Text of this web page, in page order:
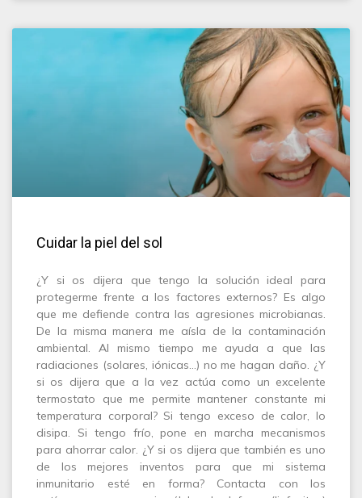
Cuidar la piel del sol
¿Y si os dijera que tengo la solución ideal para
protegerme frente a los factores externos? Es algo
que me defiende contra las agresiones microbianas.
De la misma manera me aísla de la contaminación
ambiental. Al mismo tiempo me ayuda a que las
radiaciones (solares, iónicas…) no me hagan daño. ¿Y
si os dijera que a la vez actúa como un excelente
termostato que me permite mantener constante mi
temperatura corporal? Si tengo exceso de calor, lo
disipa. Si tengo frío, pone en marcha mecanismos
para ahorrar calor. ¿Y si os dijera que también es uno
de los mejores inventos para que mi sistema
inmunitario esté en forma? Contacta con los